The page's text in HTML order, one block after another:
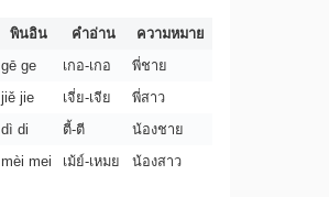
พินอิน คำอ่าน
ความหมาย
gē ge เกอ-เกอ
พี่ชาย
jiě jie เจี่ย-เจีย
พี่สาว
dì di ตี้-ตี
น้องชาย
mèi mei เม้ย์-เหมย น้องสาว